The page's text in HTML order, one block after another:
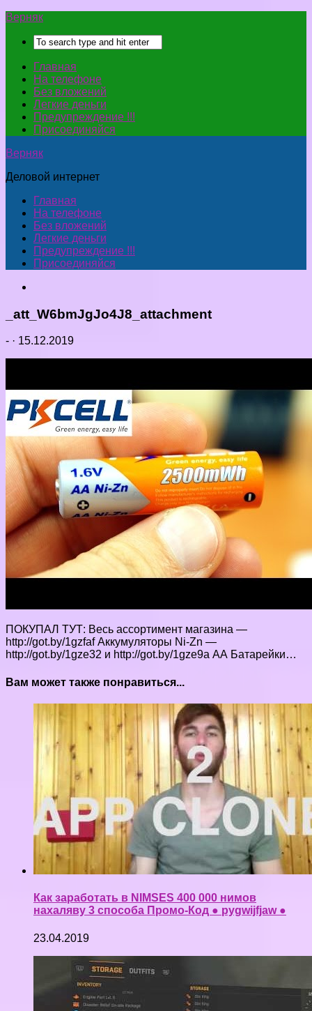
Верняк
Главная
На телефоне
Без вложений
Легкие деньги
Предупреждение !!!
Присоединяйся
Верняк
Деловой интернет
Главная
На телефоне
Без вложений
Легкие деньги
Предупреждение !!!
Присоединяйся
_att_W6bmJgJo4J8_attachment
- · 15.12.2019
ПОКУПАЛ ТУТ: Весь ассортимент магазина —
http://got.by/1gzfaf Аккумуляторы Ni-Zn —
http://got.by/1gze32 и http://got.by/1gze9a АА Батарейки…
Вам может также понравиться...
Как заработать в NIMSES 400 000 нимов
нахаляву 3 способа Промо-Код ● pygwijfjaw ●
23.04.2019